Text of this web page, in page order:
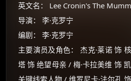
英文名： Lee Cronin's The
导演： 李·克罗宁
编剧： 李·克罗宁
主要演员及角色： 杰克·莱诺 饰
塔 饰 绝望母亲 / 梅·卡拉美维 饰